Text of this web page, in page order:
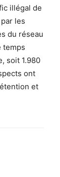
illégal de
les
du réseau
temps
soit 1.980
ont
et